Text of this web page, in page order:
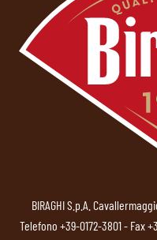
BIRAGHI S.p.A.
Telefono +39-0172-3801- Fax